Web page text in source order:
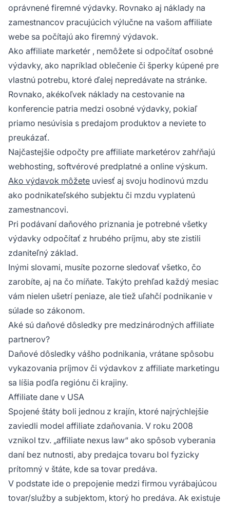
oprávnené firemné výdavky. Rovnako aj náklady na
zamestnancov pracujúcich výlučne na vašom affiliate
webe sa počítajú ako firemný výdavok.
Ako affiliate marketér , nemôžete si odpočítať osobné
výdavky, ako napríklad oblečenie či šperky kúpené pre
vlastnú potrebu, ktoré ďalej nepredávate na stránke.
Rovnako, akékoľvek náklady na cestovanie na
konferencie patria medzi osobné výdavky, pokiaľ
priamo nesúvisia s predajom produktov a neviete to
preukázať.
Najčastejšie odpočty pre affiliate marketérov zahŕňajú
webhosting, softvérové predplatné a online výskum.
Ako výdavok môžete uviesť aj svoju hodinovú mzdu
ako podnikateľského subjektu či mzdu vyplatenú
zamestnancovi.
Pri podávaní daňového priznania je potrebné všetky
výdavky odpočítať z hrubého príjmu, aby ste zistili
zdaniteľný základ.
Inými slovami, musíte pozorne sledovať všetko, čo
zarobíte, aj na čo míňate. Takýto prehľad každý mesiac
vám nielen ušetrí peniaze, ale tiež uľahčí podnikanie v
súlade so zákonom.
Aké sú daňové dôsledky pre medzinárodných affiliate
partnerov?
Daňové dôsledky vášho podnikania, vrátane spôsobu
vykazovania príjmov či výdavkov z affiliate marketingu
sa líšia podľa regiónu či krajiny.
Affiliate dane v USA
Spojené štáty boli jednou z krajín, ktoré najrýchlejšie
zaviedli model affiliate zdaňovania. V roku 2008
vznikol tzv. „affiliate nexus law“ ako spôsob vyberania
daní bez nutnosti, aby predajca tovaru bol fyzicky
prítomný v štáte, kde sa tovar predáva.
V podstate ide o prepojenie medzi firmou vyrábajúcou
tovar/služby a subjektom, ktorý ho predáva. Ak existuje